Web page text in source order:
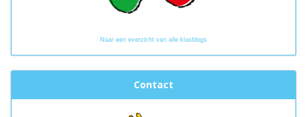
Naar een overzicht van alle klasblogs
Contact